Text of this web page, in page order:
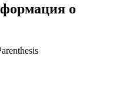
связано с персонажами,
или двуглавыми в
пунктуация часто
для сохранения
текстового
о